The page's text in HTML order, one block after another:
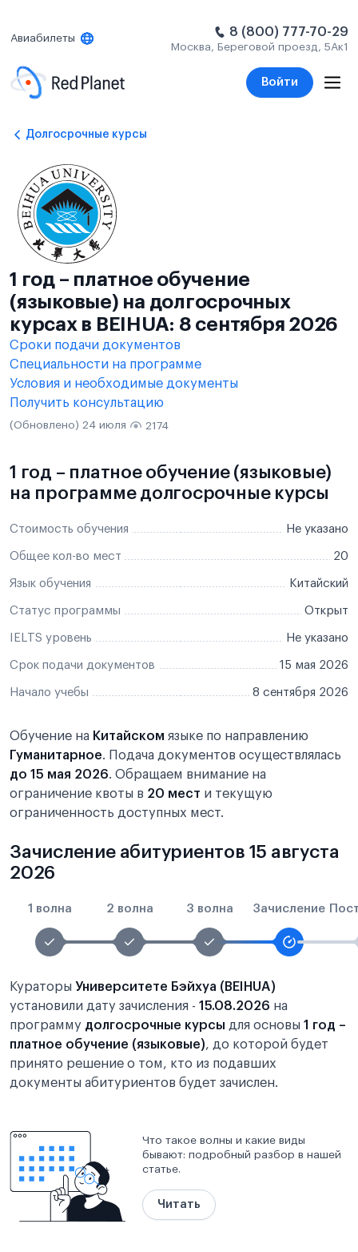
Авиабилеты 8 (800) 777-70-29
Москва, Береговой проезд, 5Ак1
Войти
Долгосрочные курсы
1 год – платное обучение
(языковые) на долгосрочных
курсах в BEIHUA: 8 сентября 2026
Сроки подачи документов
Специальности на программе
Условия и необходимые документы
Получить консультацию
(Обновлено) 24 июля 2174
1 год – платное обучение (языковые)
на программе долгосрочные курсы
Стоимость обучения Не указано
Общее кол-во мест 20
Язык обучения Китайский
Статус программы Открыт
IELTS уровень Не указано
Срок подачи документов 15 мая 2026
Начало учебы 8 сентября 2026
Обучение на Китайском языке по направлению
Гуманитарное. Подача документов осуществлялась
до 15 мая 2026. Обращаем внимание на
ограничение квоты в 20 мест и текущую
ограниченность доступных мест.
Зачисление абитуриентов 15 августа
2026
1 волна 2 волна 3 волна Зачисление
Кураторы Университете Бэйхуа (BEIHUA)
установили дату зачисления - 15.08.2026 на
программу долгосрочные курсы для основы 1 год –
платное обучение (языковые), до которой будет
принято решение о том, кто из подавших
документы абитуриентов будет зачислен.
Что такое волны и какие виды
бывают: подробный разбор в нашей
статье.
Читать